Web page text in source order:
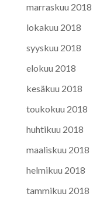
marraskuu 2018
lokakuu 2018
syyskuu 2018
elokuu 2018
kesäkuu 2018
toukokuu 2018
huhtikuu 2018
maaliskuu 2018
helmikuu 2018
tammikuu 2018